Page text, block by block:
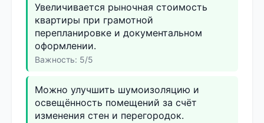
Увеличивается рыночная стоимость
квартиры при грамотной
перепланировке и документальном
оформлении.
Важность: 5/5
Можно улучшить шумоизоляцию и
освещённость помещений за счёт
изменения стен и перегородок.